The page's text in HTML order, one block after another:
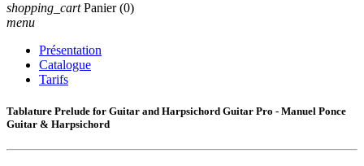
shopping_cart Panier (0)
menu
Présentation
Catalogue
Tarifs
Tablature Prelude for Guitar and Harpsichord Guitar Pro - Manuel Ponce
Guitar & Harpsichord